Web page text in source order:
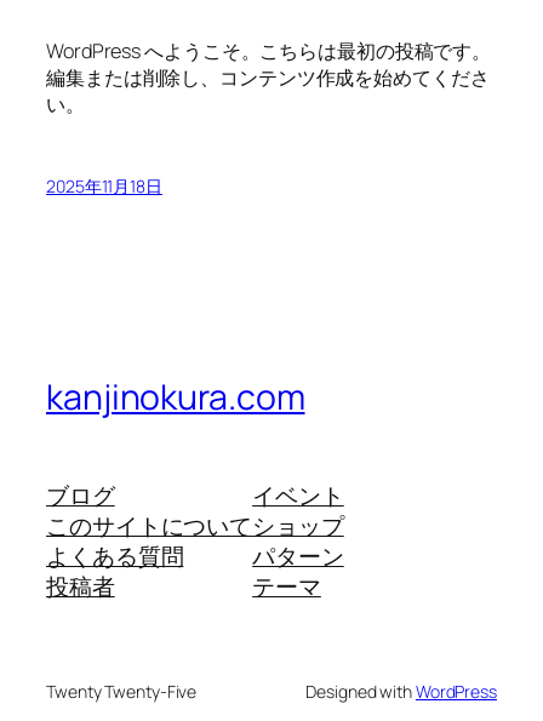
WordPress へようこそ。こちらは最初の投稿です。
編集または削除し、コンテンツ作成を始めてくださ
い。
2025年11月18日
kanjinokura.com
ブログ
このサイトについて
よくある質問
投稿者
イベント
ショップ
パターン
テーマ
Twenty Twenty-Five Designed withWordPress